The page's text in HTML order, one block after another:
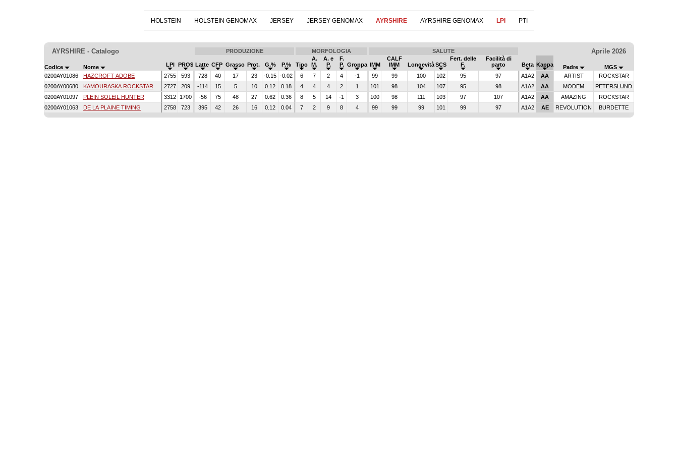
HOLSTEIN HOLSTEIN GENOMAX JERSEY JERSEY GENOMAX AYRSHIRE AYRSHIRE GENOMAX LPI PTI
AYRSHIRE - Catalogo PRODUZIONE MORFOLOGIA SALUTE Aprile 2026
Codice Nome LPI PRO$ Latte CFP Grasso Prot. G.% P.% Tipo
A.
M.
A. e
P.
F.
P. Groppa IMM
CALF
IMM
LongevitàSCS
Fert. delle
F.
Facilità di
parto
Beta Kappa Padre
MGS
0200AY01086
HAZCROFT ADOBE 2755 593 728 40 17 23 -0.15 -0.02 6 7 2 4 -1 99 99 100 102 95 97 A1A2 AA ARTIST
ROCKSTAR
0200AY00680
KAMOURASKA ROCKSTAR 2727 209 -114 15 5 10 0.12 0.18 4 4 4 2 1 101 98 104 107 95 98 A1A2 AA MODEM
PETERSLUND
0200AY01097
PLEIN SOLEIL HUNTER 3312 1700 -56 75 48 27 0.62 0.36 8 5 14 -1 3 100 98 111 103 97 107 A1A2 AA AMAZING
ROCKSTAR
0200AY01063
DE LA PLAINE TIMING 2758 723 395 42 26 16 0.12 0.04 7 2 9 8 4 99 99 99 101 99 97 A1A2 AE REVOLUTION BURDETTE